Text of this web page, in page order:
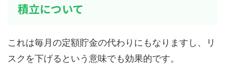
積立について
これは毎月の定額貯金の代わりにもなりますし、リ
スクを下げるという意味でも効果的です。